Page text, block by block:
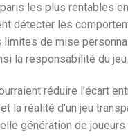
les plus rentables
détecter les
limites de mise
la responsabilité du jeu.
réduire l’écart
la réalité d’un jeu
génération de